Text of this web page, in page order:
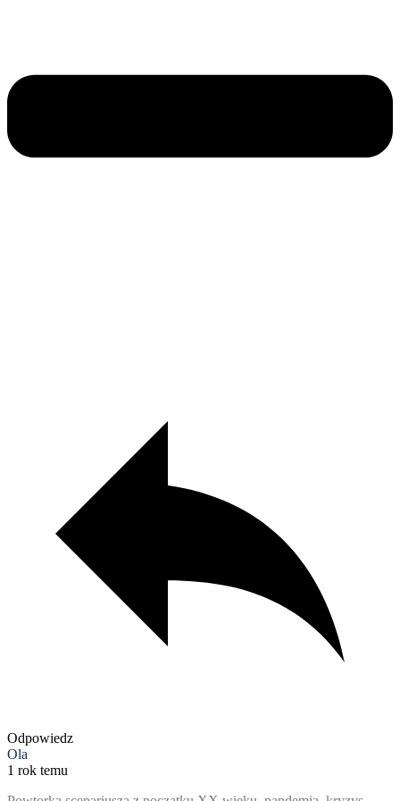
Odpowiedz
Ola
1 rok temu